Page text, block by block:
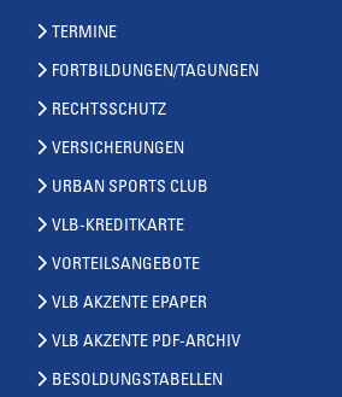
TERMINE
FORTBILDUNGEN/TAGUNGEN
RECHTSSCHUTZ
VERSICHERUNGEN
URBAN SPORTS CLUB
VLB-KREDITKARTE
VORTEILSANGEBOTE
VLB AKZENTE EPAPER
VLB AKZENTE PDF-ARCHIV
BESOLDUNGSTABELLEN